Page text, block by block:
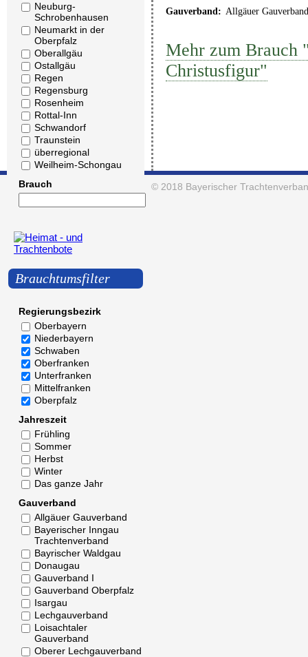
Neuburg-
Schrobenhausen
Neumarkt in der
Oberpfalz
Oberallgäu
Ostallgäu
Regen
Regensburg
Rosenheim
Rottal-Inn
Schwandorf
Traunstein
überregional
Weilheim-Schongau
Brauch
Brauchtumsfilter
Regierungsbezirk
Oberbayern
Niederbayern
Schwaben
Oberfranken
Unterfranken
Mittelfranken
Oberpfalz
Jahreszeit
Frühling
Sommer
Herbst
Winter
Das ganze Jahr
Gauverband
Allgäuer Gauverband
Bayerischer Inngau
Trachtenverband
Bayrischer Waldgau
Donaugau
Gauverband I
Gauverband Oberpfalz
Isargau
Lechgauverband
Loisachtaler
Gauverband
Oberer Lechgauverband
Gauverband: Allgäuer Gauverband
Mehr zum Brauch
Christusfigur"
© 2018 Bayerischer